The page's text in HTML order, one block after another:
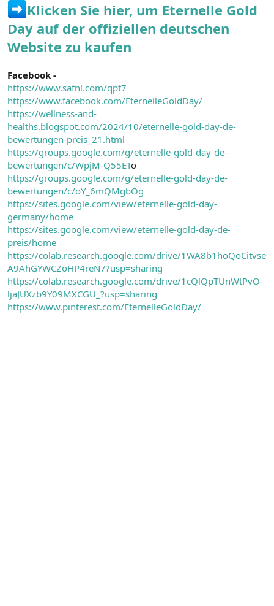
Klicken Sie hier, um Eternelle Gold
Day auf der offiziellen deutschen
Website zu kaufen
Facebook -
https://www.safnl.com/qpt7
https://www.facebook.com/EternelleGoldDay/
https://wellness-and-
healths.blogspot.com/2024/10/eternelle-gold-day-de-
bewertungen-preis_21.html
https://groups.google.com/g/eternelle-gold-day-de-
bewertungen/c/WpjM-Q55ETo
https://groups.google.com/g/eternelle-gold-day-de-
bewertungen/c/oY_6mQMgbOg
https://sites.google.com/view/eternelle-gold-day-
germany/home
https://sites.google.com/view/eternelle-gold-day-de-
preis/home
https://colab.research.google.com/drive/1WA8b1hoQoCitvse
A9AhGYWCZoHP4reN7?usp=sharing
https://colab.research.google.com/drive/1cQlQpTUnWtPvO-
ljaJUXzb9Y09MXCGU_?usp=sharing
https://www.pinterest.com/EternelleGoldDay/